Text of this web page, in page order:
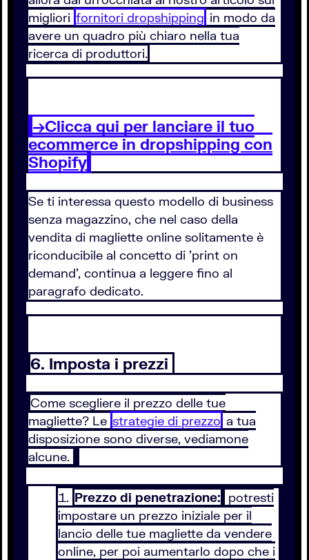
migliori fornitori dropshipping in modo da
avere un quadro più chiaro nella tua
ricerca di produttori.
→Clicca qui per lanciare il tuo
ecommerce in dropshipping con
Shopify
Se ti interessa questo modello di business
senza magazzino, che nel caso della
vendita di magliette online solitamente è
riconducibile al concetto di 'print on
demand', continua a leggere fino al
paragrafo dedicato.
6. Imposta i prezzi
Come scegliere il prezzo delle tue
magliette? Le strategie di prezzo a tua
disposizione sono diverse, vediamone
alcune.
Prezzo di penetrazione: potresti
impostare un prezzo iniziale per il
lancio delle tue magliette da vendere
online, per poi aumentarlo dopo che i